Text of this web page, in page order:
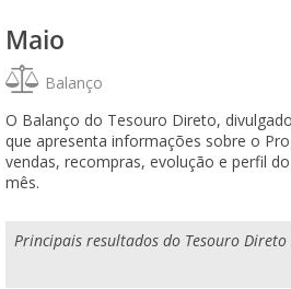
Maio
Balanço
O Balanço do Tesouro Direto,
que apresenta informações sobre o
vendas, recompras, evolução e perfil
mês.
Principais resultados do Tesouro